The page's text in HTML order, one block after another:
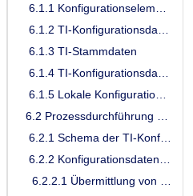
6.1.3 TI-Stammdaten